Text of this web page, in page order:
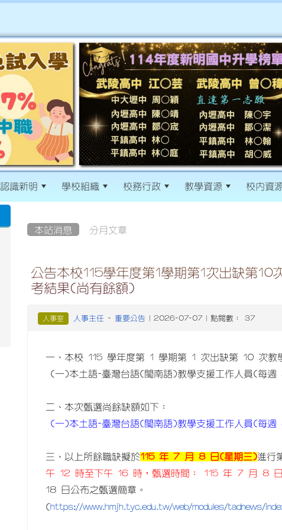
認識新明 學校組織 校務行政 教學資源 校內資
本站消息 分月文章
公告本校115學年度第1學期第1次出缺第
考結果(尚有餘額)
人事室 人事主任 - 重要公告 | 2026-07-07 | 點閱數： 37
一、本校 115 學年度第 1 學期第 1 次出缺第 10 次教
(一)本土語-臺灣台語(閩南語)教學支援工作人員(每
二、本次甄選尚餘缺額如下：
(一)本土語-臺灣台語(閩南語)教學支援工作人員(每
三、以上所餘職缺擬於115 年 7 月 8 日(星期三)進行
午 12 時至下午 16 時，甄選時間： 115 年 7 月 8
18 日公布之甄選簡章。
(https://www.hmjh.tyc.edu.tw/web/modules/tadnews/